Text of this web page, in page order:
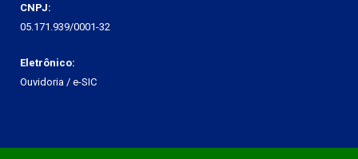
CNPJ:
05.171.939/0001-32
Eletrônico:
Ouvidoria / e-SIC